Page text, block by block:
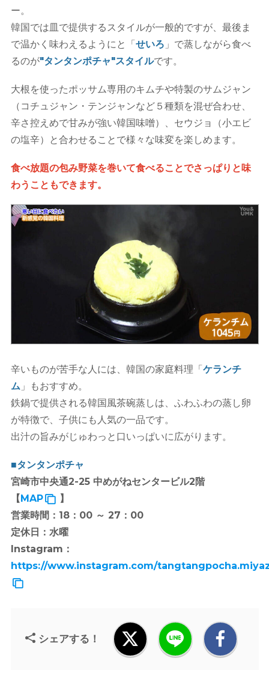
ー。
韓国では皿で提供するスタイルが一般的ですが、最後ま
で温かく味わえるようにと「せいろ 」で蒸しながら食べ
るのが"タンタンポチャ"スタイルです。
大根を使ったポッサム専用のキムチや特製のサムジャン
（コチュジャン・テンジャンなど５種類を混ぜ合わせ、
辛さ控えめで甘みが強い韓国味噌）、セウジョ（小エビ
の塩辛）と合わせることで様々な味変を楽しめます。
食べ放題の包み野菜を巻いて食べることでさっぱりと味
わうこともできます。
辛いものが苦手な人には、韓国の家庭料理「ケランチ
ム 」もおすすめ。
鉄鍋で提供される韓国風茶碗蒸しは、ふわふわの蒸し卵
が特徴で、子供にも人気の一品です。
出汁の旨みがじゅわっと口いっぱいに広がります。
■タンタンポチャ
宮崎市中央通2-25 中めがねセンタービル2階
【MAP
】
営業時間：18：00 ～ 27：00
定休日：水曜
Instagram：
https://www.instagram.com/
シェアする！